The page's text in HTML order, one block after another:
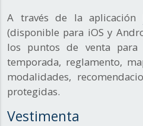
A través de la aplicación
(disponible para iOS y
los puntos de venta
temporada, reglamento,
modalidades,
protegidas.
Vestimenta